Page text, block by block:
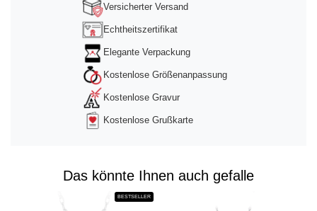
Versicherter Versand
Echtheitszertifikat
Elegante Verpackung
Kostenlose Größenanpassung
Kostenlose Gravur
Kostenlose Grußkarte
Das könnte Ihnen auch gefalle
BESTSELLER